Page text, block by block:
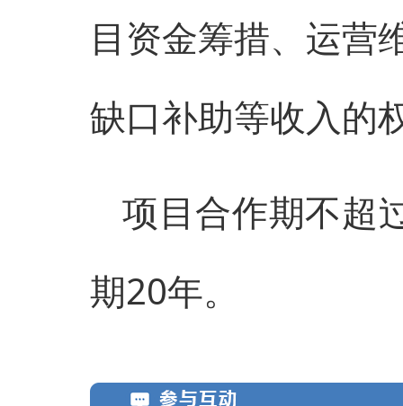
目资金筹措、运营
缺口补助等收入的
项目合作期不超
期20年。